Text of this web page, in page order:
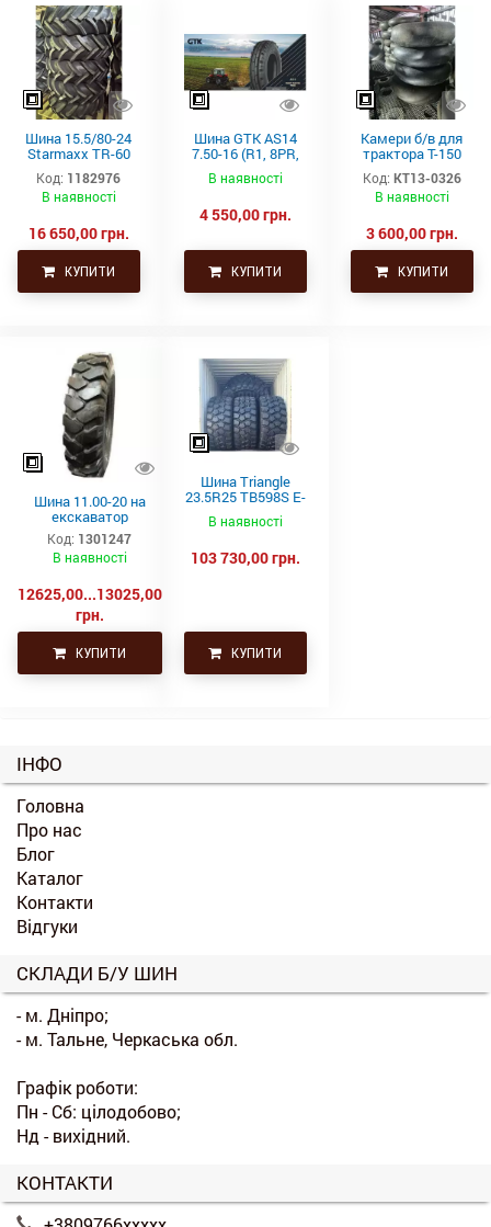
Шина 15.5/80-24
Starmaxx TR-60
(16PR, 163A8, TL)
Код: 1182976
В наявності
16 650,00 грн.
КУПИТИ
Шина GTK AS14
7.50-16 (R1, 8PR,
TT)
В наявності
4 550,00 грн.
КУПИТИ
Камери б/в для
трактора Т-150
21.3-24 (530-610)
СНГ товсті
Код: КТ13-0326
В наявності
3 600,00 грн.
КУПИТИ
Шина 11.00-20 на
екскаватор
Код: 1301247
В наявності
12625,00...13025,00
грн.
КУПИТИ
Шина Triangle
23.5R25 TB598S E-
4 201A2/185B
В наявності
103 730,00 грн.
КУПИТИ
ІНФО
Головна
Про нас
Блог
Каталог
Контакти
Відгуки
СКЛАДИ Б/У ШИН
- м. Дніпро;
- м. Тальне, Черкаська обл.
Графік роботи:
Пн - Сб: цілодобово;
Нд - вихідний.
КОНТАКТИ